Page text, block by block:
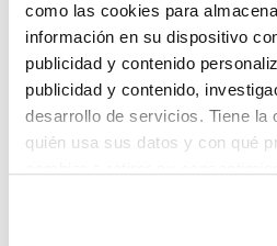
como las cookies para
información en su dispositivo
publicidad y contenido
publicidad y contenido,
desarrollo de servicios. Tiene la
quién usa sus datos y con qué
Lo sentimos, no
te hemos traido
Pero puedes encontrar el
buscando en alguno de